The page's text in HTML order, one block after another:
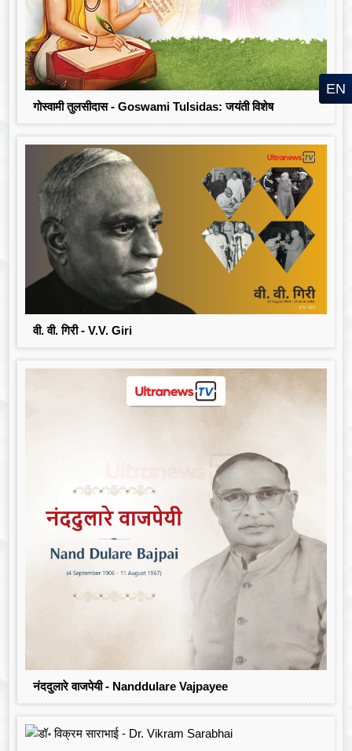
गोस्वामी तुलसीदास - Goswami Tulsidas: जयंती विशेष
वी. वी. गिरी - V.V. Giri
नंददुलारे वाजपेयी - Nanddulare Vajpayee
EN